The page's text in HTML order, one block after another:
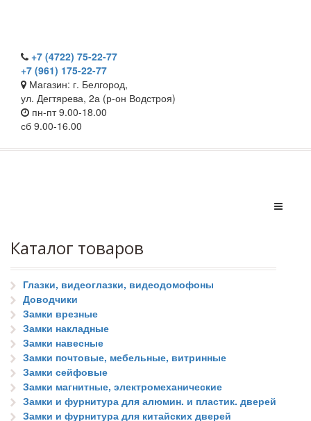
+7 (4722) 75-22-77
+7 (961) 175-22-77
Магазин: г. Белгород,
ул. Дегтярева, 2а (р-он Водстроя)
пн-пт 9.00-18.00
сб 9.00-16.00
Каталог товаров
Глазки, видеоглазки, видеодомофоны
Доводчики
Замки врезные
Замки накладные
Замки навесные
Замки почтовые, мебельные, витринные
Замки сейфовые
Замки магнитные, электромеханические
Замки и фурнитура для алюмин. и пластик. дверей
Замки и фурнитура для китайских дверей